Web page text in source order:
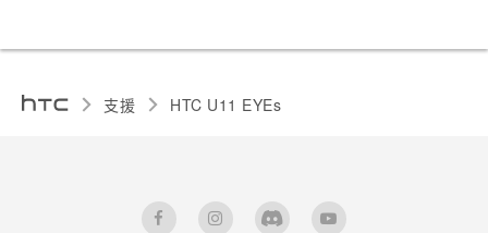
支援 HTC U11 EYEs‎